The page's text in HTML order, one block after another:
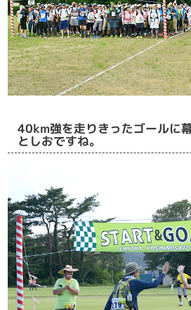
40km強を走りきったゴールに
としおですね。